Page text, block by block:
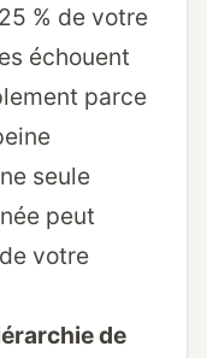
% de votre
échouent
parce
seule
peut
votre
de